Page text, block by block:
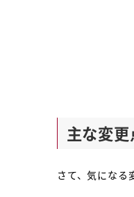
主な変更
さて、気になる